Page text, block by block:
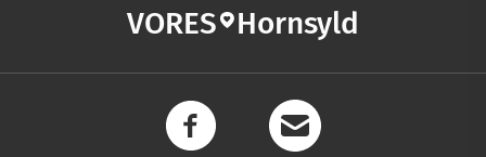
VORES Hornsyld